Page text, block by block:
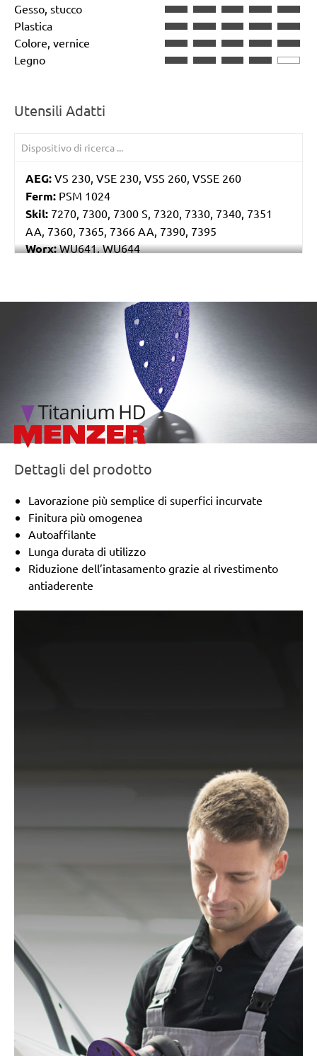
Gesso, stucco
Plastica
Colore, vernice
Legno
Utensili Adatti
AEG: VS 230, VSE 230, VSS 260, VSSE 260
Ferm: PSM 1024
Skil: 7270, 7300, 7300 S, 7320, 7330, 7340, 7351
AA, 7360, 7365, 7366 AA, 7390, 7395
Worx:WU641, WU644
240A, PSS 240AE, PSS 250AE
ESS1890C, ESS2590V, S33K
D26422, D26423
SR 10-23 INTEC, SR 20-23, SR 356, SR 357,
SR 4350
Wegoma: LR 184 H
Einhell:EST 170
Peugeot:PV 240A, TV 4102
Black & Decker: KA175, KA186, KA186E
Festo / Festool:
LRS 93 G, LRS 93 M, RS 3 E-SFE, RS
300
/marketing/parallax/menzer/parallax_logos/
Dettagli del prodotto
Lavorazione più semplice di superfici incurvate
Finitura più omogenea
Autoaffilante
Lunga durata di utilizzo
Riduzione dell’intasamento grazie al rivestimento
antiaderente